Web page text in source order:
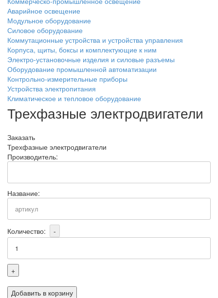
Аварийное освещение
Модульное оборудование
Силовое оборудование
Коммутационные устройства и устройства управления
Корпуса, щиты, боксы и комплектующие к ним
Электро-установочные изделия и силовые разъемы
Оборудование промышленной автоматизации
Контрольно-измерительные приборы
Устройства электропитания
Климатическое и тепловое оборудование
Трехфазные электродвигатели
Заказать
Трехфазные электродвигатели
Производитель:
Название:
Количество: -
+
Добавить в корзину